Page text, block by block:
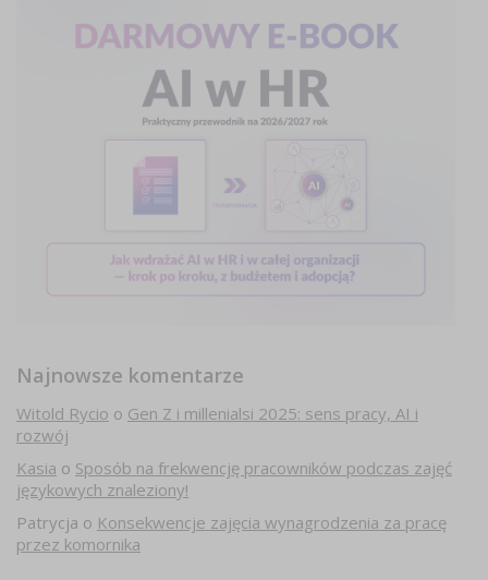
Najnowsze komentarze
Witold Rycio o Gen Z i millenialsi 2025: sens pracy, AI i
rozwój
Kasia o Sposób na frekwencję pracowników podczas zajęć
językowych znaleziony!
Patrycja o Konsekwencje zajęcia wynagrodzenia za pracę
przez komornika